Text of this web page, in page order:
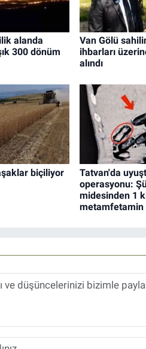
alanda
300 dönüm
Van Gölü
ihbarları
alındı
biçiliyor
Tatvan'da
operasyonu:
midesinden 1
metamfetamin